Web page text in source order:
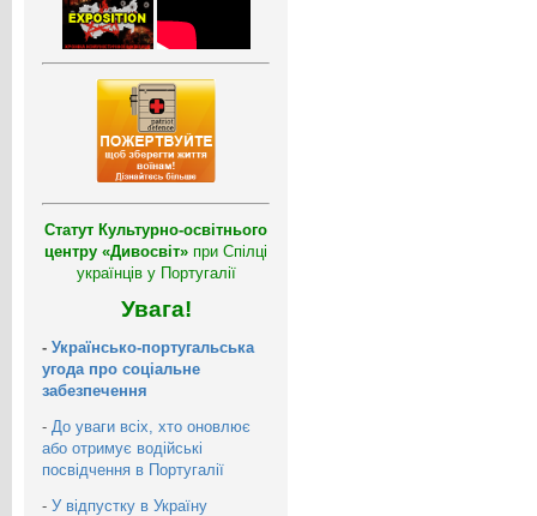
Статут Культурно-освітнього
центру «Дивосвіт» при Спілці
українців у Португалії
Увага!
- Українсько-португальська
угода про соціальне
забезпечення
- До уваги всіх, хто оновлює
або отримує водійські
посвідчення в Португалії
- У відпустку в Україну